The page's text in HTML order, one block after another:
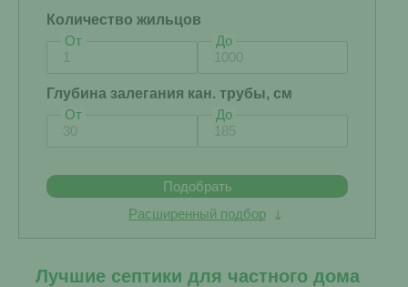
Количество жильцов
От
До
Глубина залегания кан. трубы, см
От
До
Подобрать
Расширенный подбор
Лучшие септики для частного дома